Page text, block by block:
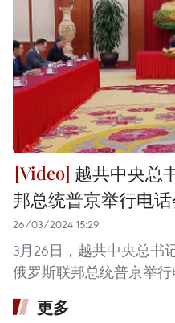
越共中央总
邦总统普京举行电
26/03/2024 15:29
3月26日，越共中央总书
俄罗斯联邦总统普京举行
更多